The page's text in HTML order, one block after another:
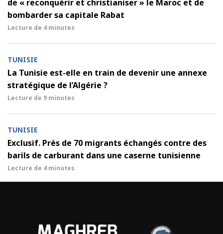
de « reconquérir et christianiser » le Maroc et de
bombarder sa capitale Rabat
Lecture de 4 minutes
TUNISIE
La Tunisie est-elle en train de devenir une annexe
stratégique de l’Algérie ?
Lecture de 9 minutes
TUNISIE
Exclusif. Près de 70 migrants échangés contre des
barils de carburant dans une caserne tunisienne
Lecture de 4 minutes